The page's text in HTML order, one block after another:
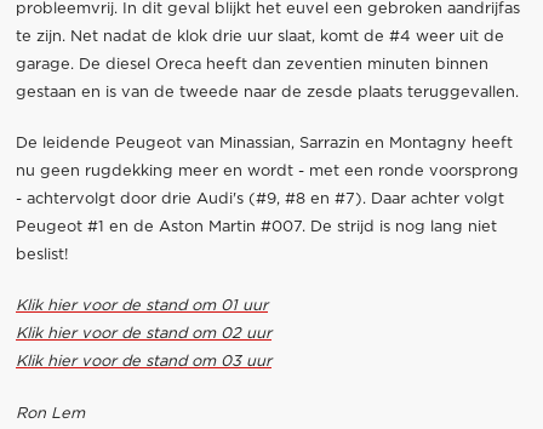
probleemvrij. In dit geval blijkt het euvel een gebroken aandrijfas
te zijn. Net nadat de klok drie uur slaat, komt de #4 weer uit de
garage. De diesel Oreca heeft dan zeventien minuten binnen
gestaan en is van de tweede naar de zesde plaats teruggevallen.
De leidende Peugeot van Minassian, Sarrazin en Montagny heeft
nu geen rugdekking meer en wordt - met een ronde voorsprong
- achtervolgt door drie Audi's (#9, #8 en #7). Daar achter volgt
Peugeot #1 en de Aston Martin #007. De strijd is nog lang niet
beslist!
Klik hier voor de stand om 01 uur
Klik hier voor de stand om 02 uur
Klik hier voor de stand om 03 uur
Ron Lem